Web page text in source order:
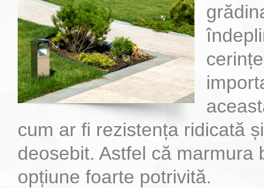
cum ar fi rezistența ridicată
deosebit. Astfel că marmura
opțiune foarte potrivită.